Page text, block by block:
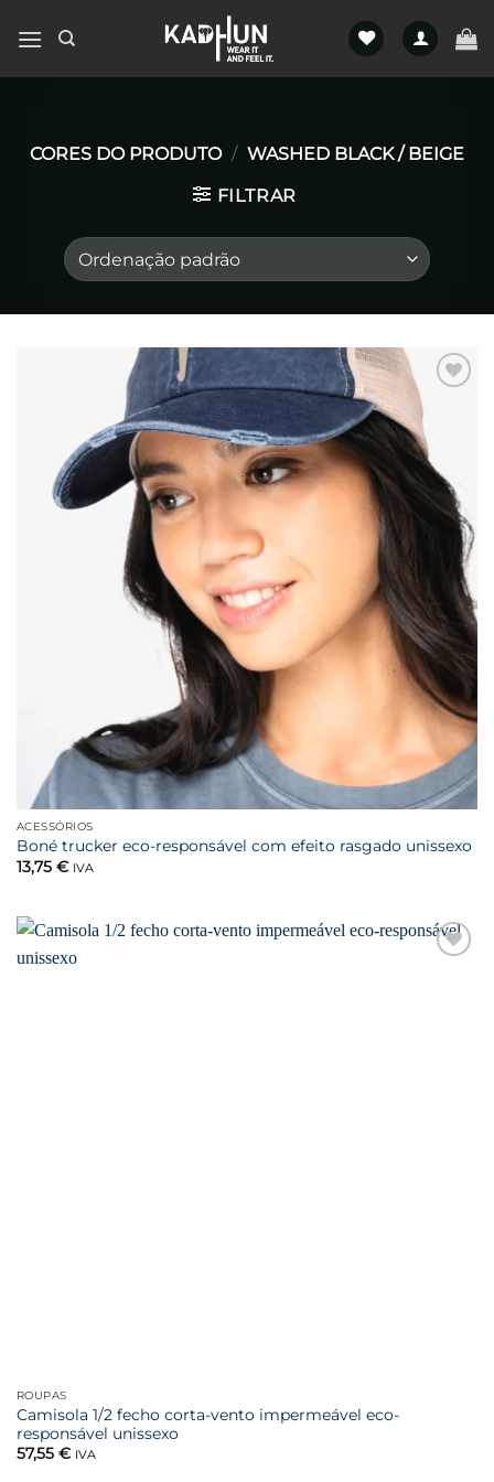
CORES DO PRODUTO / WASHED BLACK / BEIGE
FILTRAR
Favoritar
ACESSÓRIOS
Boné trucker eco-responsável com efeito rasgado unissexo
13,75 € IVA
ROUPAS
Camisola 1/2 fecho corta-vento impermeável eco-
responsável unissexo
57,55 € IVA